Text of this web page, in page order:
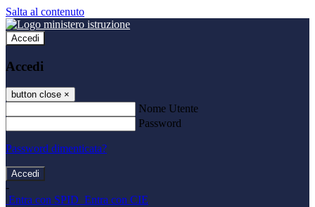
Salta al contenuto
Accedi
Accedi
button close ×
Nome Utente
Password
Password dimenticata?
-
Entra con SPID Entra con CIE